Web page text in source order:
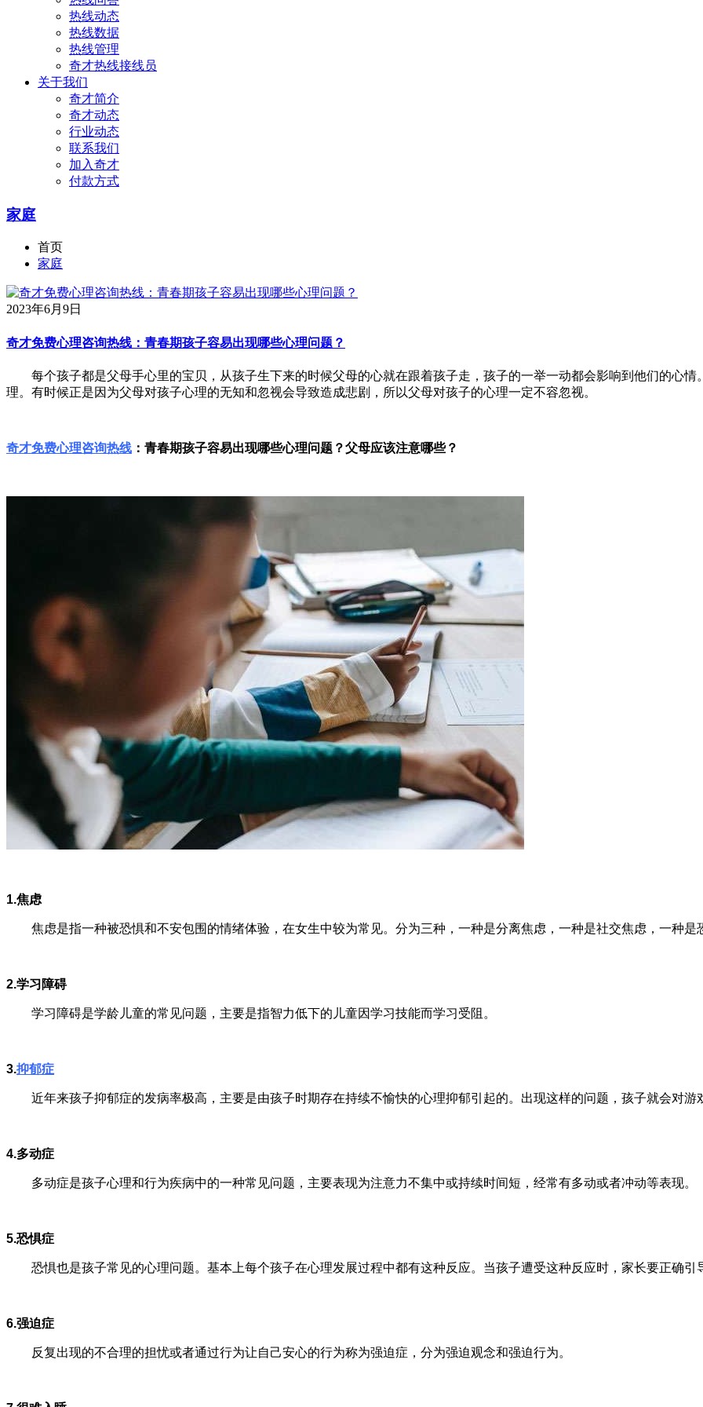
热线动态
热线数据
热线管理
奇才热线接线员
关于我们
奇才简介
奇才动态
行业动态
联系我们
加入奇才
付款方式
家庭
首页
家庭
2023年6月9日
奇才免费心理咨询热线：青春期孩子容易出现哪些心理问题？
每个孩子都是父母手心里的宝贝，从孩子生下来的时候父母的心就在跟着孩子走，孩子的一举一动都会影响到他们的心情
理。有时候正是因为父母对孩子心理的无知和忽视会导致造成悲剧，所以父母对孩子的心理一定不容忽视。
奇才免费心理咨询热线 ：青春期孩子容易出现哪些心理问题？父母应该注意哪些？
1.焦虑
焦虑是指一种被恐惧和不安包围的情绪体验，在女生中较为常见。分为三种，一种是分离焦虑，一种是社交焦虑，一种是
2.学习障碍
学习障碍是学龄儿童的常见问题，主要是指智力低下的儿童因学习技能而学习受阻。
3.抑郁症
近年来孩子抑郁症的发病率极高，主要是由孩子时期存在持续不愉快的心理抑郁引起的。出现这样的问题，孩子就会对游
4.多动症
多动症是孩子心理和行为疾病中的一种常见问题，主要表现为注意力不集中或持续时间短，经常有多动或者冲动等表现。
5.恐惧症
恐惧也是孩子常见的心理问题。基本上每个孩子在心理发展过程中都有这种反应。当孩子遭受这种反应时，家长要正确引
6.强迫症
反复出现的不合理的担忧或者通过行为让自己安心的行为称为强迫症，分为强迫观念和强迫行为。